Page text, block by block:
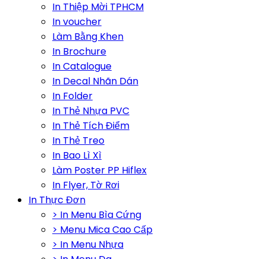
In Thiệp Mời TPHCM
In voucher
Làm Bằng Khen
In Brochure
In Catalogue
In Decal Nhãn Dán
In Folder
In Thẻ Nhựa PVC
In Thẻ Tích Điểm
In Thẻ Treo
In Bao Lì Xì
Làm Poster PP Hiflex
In Flyer, Tờ Rơi
In Thực Đơn
> In Menu Bìa Cứng
> Menu Mica Cao Cấp
> In Menu Nhựa